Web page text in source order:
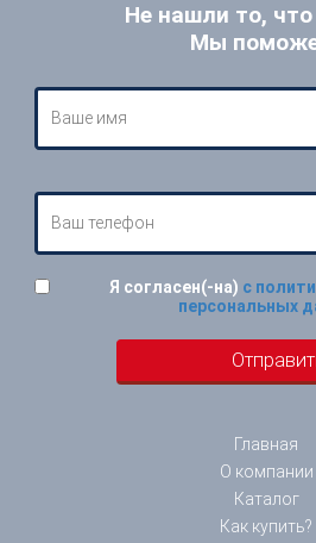
Не нашли то,
Мы
Я согласен(-на) с
персональных
Главная
О компании
Каталог
Как купить?